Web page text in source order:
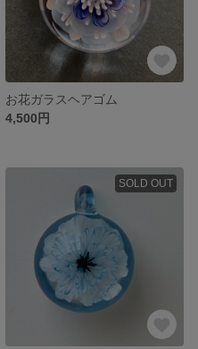
お花ガラスヘアゴム
4,500円
SOLD OUT